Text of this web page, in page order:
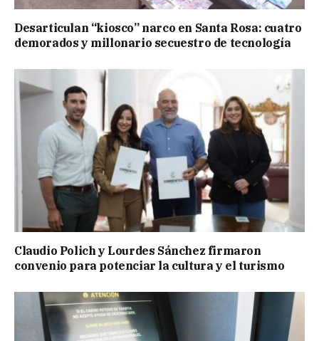
Desarticulan “kiosco” narco en Santa Rosa: cuatro
demorados y millonario secuestro de tecnología
Claudio Polich y Lourdes Sánchez firmaron
convenio para potenciar la cultura y el turismo